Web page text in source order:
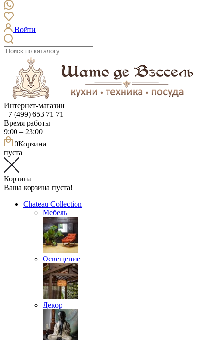
Войти
Интернет-магазин
+7 (499) 653 71 71
Время работы
9:00 – 23:00
0Корзина
пуста
Корзина
Ваша корзина пуста!
Chateau Collection
Мебель
Освещение
Декор